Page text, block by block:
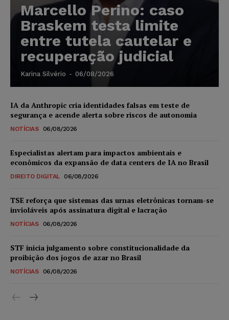
Marcello Perino: caso
Braskem testa limite
entre tutela cautelar e
recuperação judicial
Karina Silvério - 06/08/2026
IA da Anthropic cria identidades falsas em teste de
segurança e acende alerta sobre riscos de autonomia
NOTÍCIAS 06/08/2026
Especialistas alertam para impactos ambientais e
econômicos da expansão de data centers de IA no Brasil
DIREITO DIGITAL 06/08/2026
TSE reforça que sistemas das urnas eletrônicas tornam-se
invioláveis após assinatura digital e lacração
NOTÍCIAS 06/08/2026
STF inicia julgamento sobre constitucionalidade da
proibição dos jogos de azar no Brasil
NOTÍCIAS 06/08/2026